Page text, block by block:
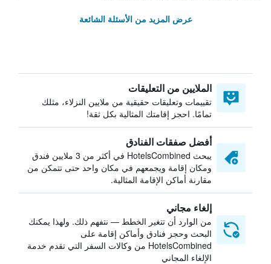
عرض المزيد من الأسئلة الشائعة
الملايين من التعليقات
تقييمات وتعليقات حقيقية من ملايين النزلاء، مثلك
تمامًا. احجز إقامتك المثالية بكل ثقة!
أفضل صفقات الفنادق
يبحث HotelsCombined في أكثر من 3 ملايين فندق
ومكان إقامة ويجمعهم في مكان واحد حتى تتمكن من
مقارنة أماكن الإقامة المثالية.
إلغاء مجاني
من الوارد أن تتغير الخطط — نتفهم ذلك. ولهذا يمكنك
البحث وحجز فنادق وأماكن إقامة على
HotelsCombined من وكالات السفر التي تقدم خدمة
الإلغاء المجاني